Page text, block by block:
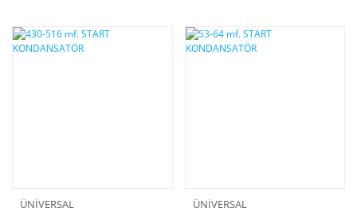
ÜNİVERSAL
ÜNİVERSAL